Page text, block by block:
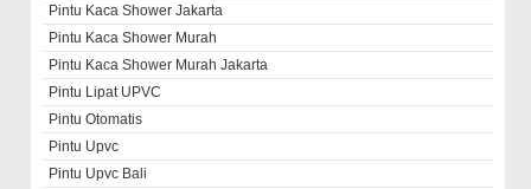
Pintu Kaca Shower Jakarta
Pintu Kaca Shower Murah
Pintu Kaca Shower Murah Jakarta
Pintu Lipat UPVC
Pintu Otomatis
Pintu Upvc
Pintu Upvc Bali